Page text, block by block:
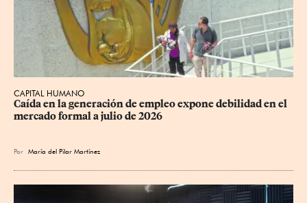
CAPITAL HUMANO
Caída en la generación de empleo expone debilidad en el
mercado formal a julio de 2026
Por María del Pilar Martínez